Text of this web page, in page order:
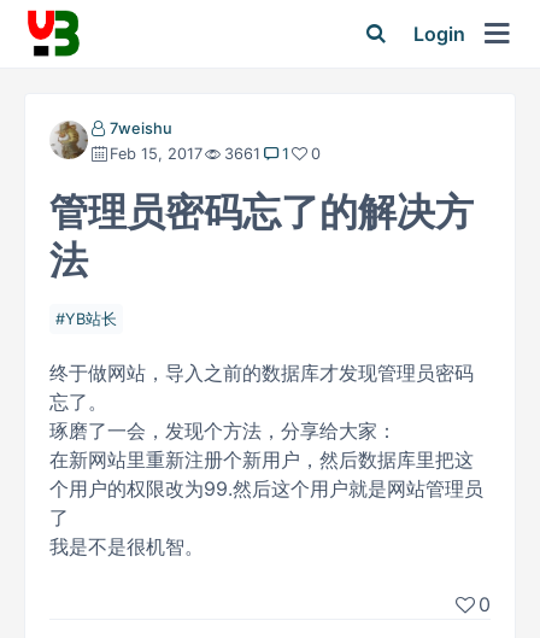
Login
7weishu
Feb 15, 2017
3661 1 0
管理员密码忘了的解决方
法
YB站长
终于做网站，导入之前的数据库才发现管理员密码
忘了。
琢磨了一会，发现个方法，分享给大家：
在新网站里重新注册个新用户，然后数据库里把这
个用户的权限改为99.然后这个用户就是网站管理员
了
我是不是很机智。
0